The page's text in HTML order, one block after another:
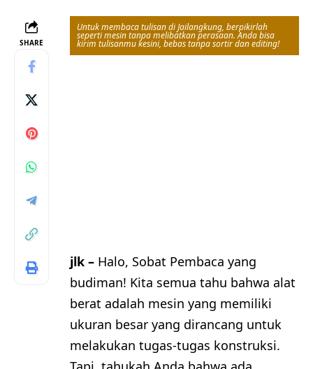
SHARE
Untuk membaca tulisan di Jailangkung, berpikirlah
seperti mesin tanpa melibatkan perasaan. Anda bisa
kirim tulisanmu kesini, bebas tanpa sortir dan editing!
jlk – Halo, Sobat Pembaca yang
budiman! Kita semua tahu bahwa alat
berat adalah mesin yang memiliki
ukuran besar yang dirancang untuk
melakukan tugas-tugas konstruksi.